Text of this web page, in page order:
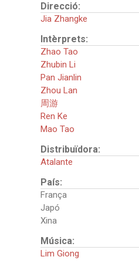
Direcció:
Jia Zhangke
Intèrprets:
Zhao Tao
Zhubin Li
Pan Jianlin
Zhou Lan
周游
Ren Ke
Mao Tao
Distribuïdora:
Atalante
País:
França
Japó
Xina
Música:
Lim Giong